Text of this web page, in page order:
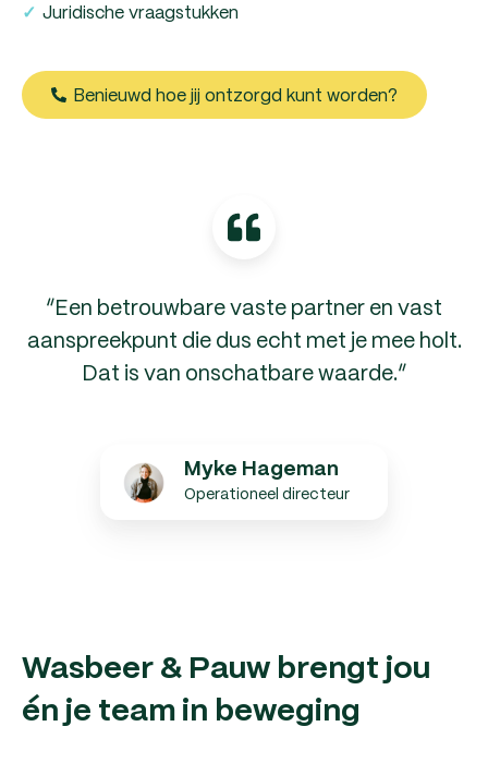
✓ Juridische vraagstukken
Benieuwd hoe jij ontzorgd kunt worden?
“Een betrouwbare vaste partner en vast
aanspreekpunt die dus echt met je mee holt.
Dat is van onschatbare waarde.”
Myke Hageman
Operationeel directeur
Wasbeer & Pauw brengt jou
én je team in beweging